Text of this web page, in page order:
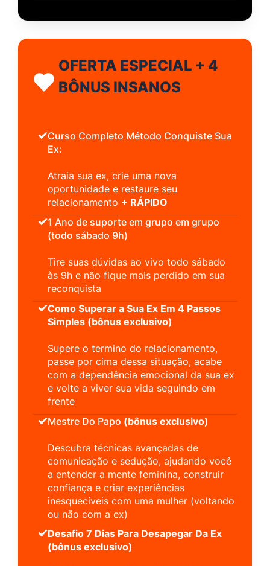
OFERTA ESPECIAL + 4
BÔNUS INSANOS
Curso Completo Método Conquiste Sua
Ex:
Atraia sua ex, crie uma nova
oportunidade e restaure seu
relacionamento + RÁPIDO
1 Ano de suporte em grupo em grupo
(todo sábado 9h)
Tire suas dúvidas ao vivo todo sábado
às 9h e não fique mais perdido em sua
reconquista
Como Superar a Sua Ex Em 4 Passos
Simples (bônus exclusivo)
Supere o termino do relacionamento,
passe por cima dessa situação, acabe
com a dependência emocional da sua ex
e volte a viver sua vida seguindo em
frente
Mestre Do Papo (bônus exclusivo)
Descubra técnicas avançadas de
comunicação e sedução, ajudando você
a entender a mente feminina, construir
confiança e criar experiências
inesquecíveis com uma mulher (voltando
ou não com a ex)
Desafio 7 Dias Para Desapegar Da Ex
(bônus exclusivo)